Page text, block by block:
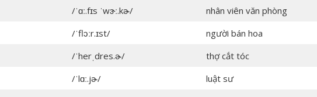
/ˈɑː.fɪs ˈwɝː.kɚ/
nhân viên văn phòng
/ˈflɔːr.ɪst/
người bán hoa
/ˈherˌdres.ɚ/
thợ cắt tóc
/ˈlɑː.jɚ/
luật sư